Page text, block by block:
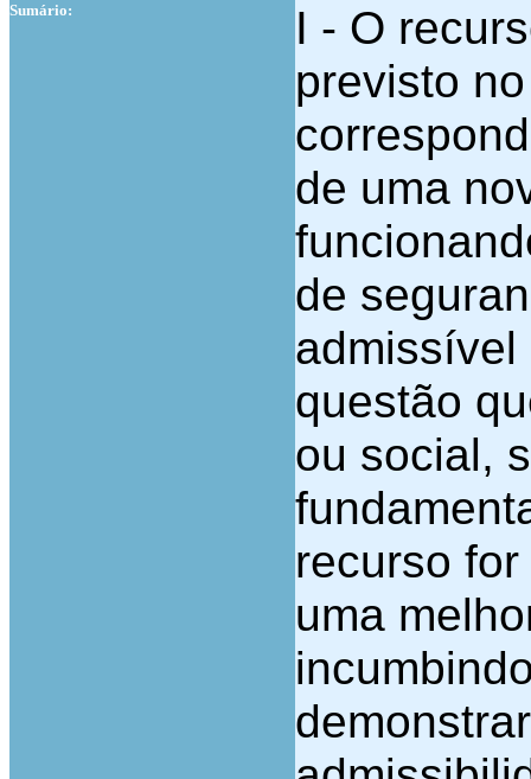
Sumário:
I - O
previsto
de uma
de
admissível
questão
ou social,
recurso
uma